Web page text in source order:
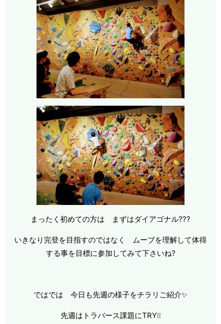
まったく初めての方は まずはダイアゴナル???
いきなり完登を目指すのではなく ムーブを理解して体得
する事を目標に参加してみて下さいね?
ではでは 今日も先週の様子をチラリご紹介✨
先週はトラバース課題にTRY❕❕